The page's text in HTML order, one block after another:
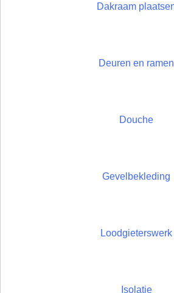
Dakraam
Deuren en ramen
Douche
Gevelbekleding
Loodgieterswerk
Isolatie